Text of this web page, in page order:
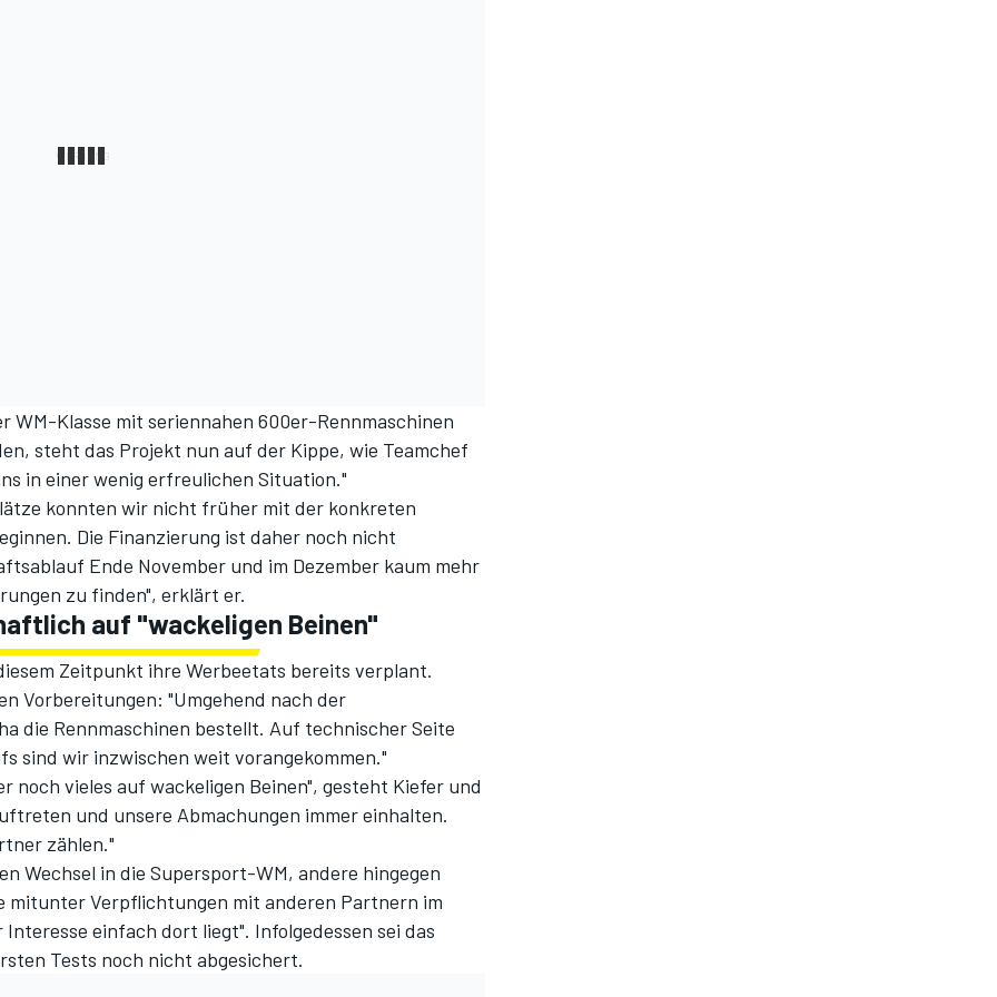
WM-Klasse mit seriennahen 600er-Rennmaschinen
steht das Projekt nun auf der Kippe, wie Teamchef
in einer wenig erfreulichen Situation."
konnten wir nicht früher mit der konkreten
Die Finanzierung ist daher noch nicht
Ende November und im Dezember kaum mehr
zu finden", erklärt er.
auf "wackeligen Beinen"
Zeitpunkt ihre Werbeetats bereits verplant.
Vorbereitungen: "Umgehend nach der
die Rennmaschinen bestellt. Auf technischer Seite
sind wir inzwischen weit vorangekommen."
vieles auf wackeligen Beinen", gesteht Kiefer und
und unsere Abmachungen immer einhalten.
zählen."
Wechsel in die Supersport-WM, andere hingegen
mitunter Verpflichtungen mit anderen Partnern im
einfach dort liegt". Infolgedessen sei das
Tests noch nicht abgesichert.